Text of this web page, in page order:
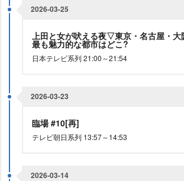
2026-03-25
上田と女が吠える夜▽東京・名古屋・大
最も魅力的な都市はどこ?
日本テレビ系列 21:00～21:54
2026-03-23
臨場 #10[再]
テレビ朝日系列 13:57～14:53
2026-03-14